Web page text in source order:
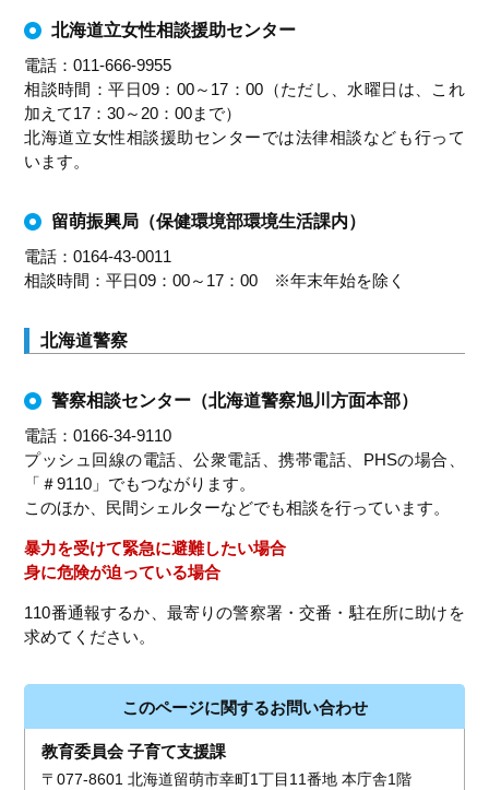
北海道立女性相談援助センター
電話：011-666-9955
相談時間：平日09：00～17：00（ただし、水曜日は、これ
加えて17：30～20：00まで）
北海道立女性相談援助センターでは法律相談なども行って
います。
留萌振興局（保健環境部環境生活課内）
電話：0164-43-0011
相談時間：平日09：00～17：00 ※年末年始を除く
北海道警察
警察相談センター（北海道警察旭川方面本部）
電話：0166-34-9110
プッシュ回線の電話、公衆電話、携帯電話、PHSの場合、
「＃9110」でもつながります。
このほか、民間シェルターなどでも相談を行っています。
暴力を受けて緊急に避難したい場合
身に危険が迫っている場合
110番通報するか、最寄りの警察署・交番・駐在所に助けを
求めてください。
このページに関するお問い合わせ
教育委員会 子育て支援課
〒077-8601 北海道留萌市幸町1丁目11番地 本庁舎1階